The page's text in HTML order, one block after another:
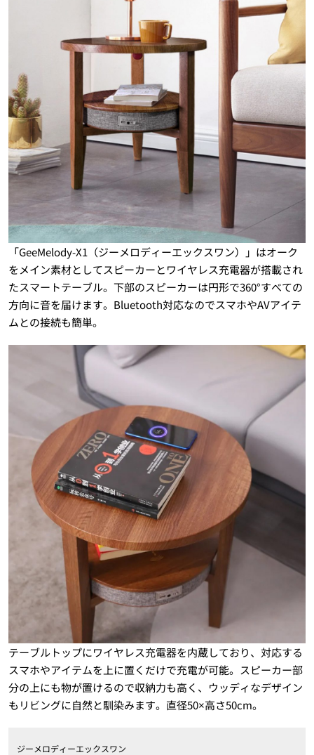
「GeeMelody-X1（ジーメロディーエックスワン）」はオーク
をメイン素材としてスピーカーとワイヤレス充電器が搭載され
たスマートテーブル。下部のスピーカーは円形で360°すべての
方向に音を届けます。Bluetooth対応なのでスマホやAVアイテ
ムとの接続も簡単。
テーブルトップにワイヤレス充電器を内蔵しており、対応する
スマホやアイテムを上に置くだけで充電が可能。スピーカー部
分の上にも物が置けるので収納力も高く、ウッディなデザイン
もリビングに自然と馴染みます。直径50×高さ50cm。
ジーメロディーエックスワン